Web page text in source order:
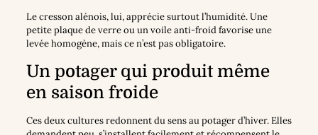
Le cresson alénois, lui, apprécie surtout l’humidité. Une
petite plaque de verre ou un voile anti-froid favorise une
levée homogène, mais ce n’est pas obligatoire.
Un potager qui produit même
en saison froide
Ces deux cultures redonnent du sens au potager d’hiver. Elles